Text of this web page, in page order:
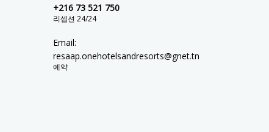
+216 73 521 750
리셉션 24/24
Email:
resaap.onehotelsandresorts@gnet.tn
예약